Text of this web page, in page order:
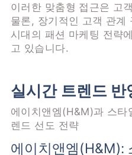
이러한 맞춤형 접근은 고
물론, 장기적인 고객 관계
시대의 패션 마케팅 전략
고 있습니다.
실시간 트렌드 반
에이치앤엠(H&M)과 스
렌드 선도 전략
에이치앤엠(H&M):